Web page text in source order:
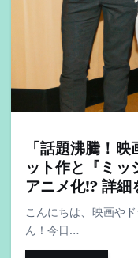
「話題沸騰！
ット作と『ミ
アニメ化!? 詳細
こんにちは、映画や
ん！今日…